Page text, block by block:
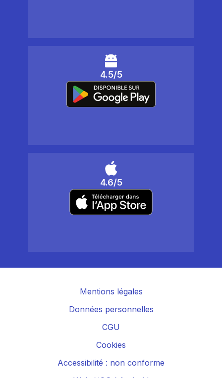
4.5/5
4.6/5
Mentions légales
Données personnelles
CGU
Cookies
Accessibilité : non conforme